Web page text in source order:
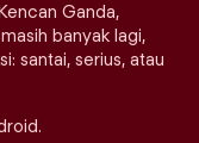
Ganda,
banyak lagi,
santai, serius, atau